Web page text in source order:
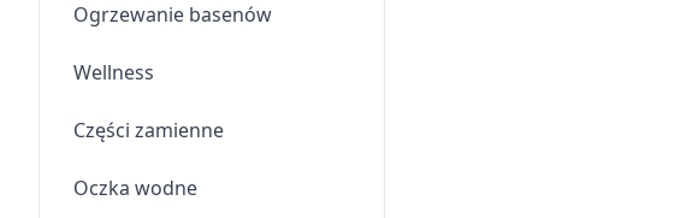
Ogrzewanie basenów
Wellness
Części zamienne
Oczka wodne